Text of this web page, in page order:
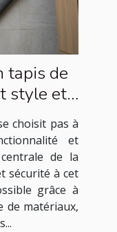
tapis de
style et
choisit pas à
et
de la
sécurité à cet
grâce à
de matériaux,